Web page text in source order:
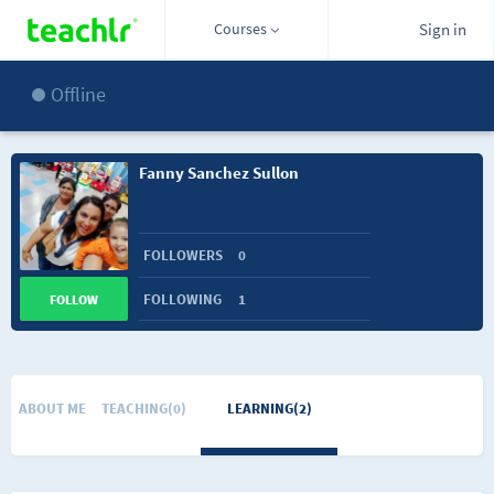
Courses Sign in
Offline
Fanny Sanchez Sullon
FOLLOWERS 0
FOLLOWING 1
FOLLOW
ABOUT ME TEACHING(0) LEARNING(2)